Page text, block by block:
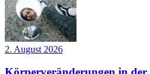
2. August 2026